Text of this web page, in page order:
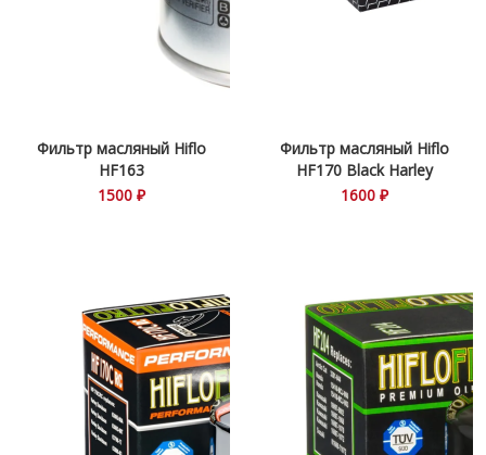
Фильтр масляный Hiflo
HF163
1500 ₽
Фильтр масляный Hiflo
HF170 Black Harley
Davidson
1600 ₽